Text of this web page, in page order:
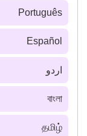
Português
Español
اردو
বাংলা
தமிழ்